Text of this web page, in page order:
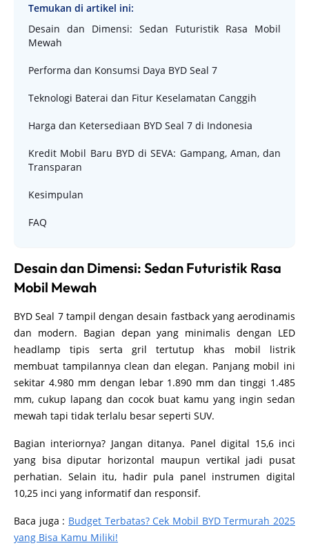
Temukan di artikel ini:
Desain dan Dimensi: Sedan Futuristik Rasa Mobil
Mewah
Performa dan Konsumsi Daya BYD Seal 7
Teknologi Baterai dan Fitur Keselamatan Canggih
Harga dan Ketersediaan BYD Seal 7 di Indonesia
Kredit Mobil Baru BYD di SEVA: Gampang, Aman, dan
Transparan
Kesimpulan
FAQ
Desain dan Dimensi: Sedan Futuristik Rasa
Mobil Mewah
BYD Seal 7 tampil dengan desain fastback yang aerodinamis
dan modern. Bagian depan yang minimalis dengan LED
headlamp tipis serta gril tertutup khas mobil listrik
membuat tampilannya clean dan elegan. Panjang mobil ini
sekitar 4.980 mm dengan lebar 1.890 mm dan tinggi 1.485
mm, cukup lapang dan cocok buat kamu yang ingin sedan
mewah tapi tidak terlalu besar seperti SUV.
Bagian interiornya? Jangan ditanya. Panel digital 15,6 inci
yang bisa diputar horizontal maupun vertikal jadi pusat
perhatian. Selain itu, hadir pula panel instrumen digital
10,25 inci yang informatif dan responsif.
Baca juga : Budget Terbatas? Cek Mobil BYD Termurah 2025
yang Bisa Kamu Miliki!